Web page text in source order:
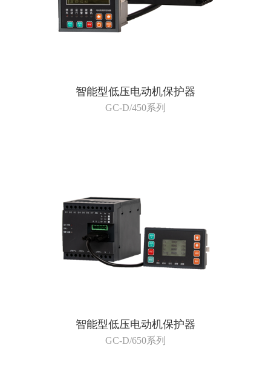
智能型低压电动机保护器
GC-D/450系列
智能型低压电动机保护器
GC-D/650系列